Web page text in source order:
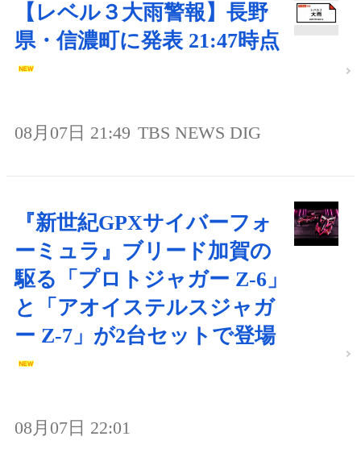
【レベル３大雨警報】長野
県・信濃町に発表 21:47時点
08月07日 21:49 TBS NEWS DIG
『新世紀GPXサイバーフォ
ーミュラ』ブリード加賀の
駆る「プロトジャガー Z-6」
と「アオイステルスジャガ
ー Z-7」が2台セットで登場
08月07日 22:01